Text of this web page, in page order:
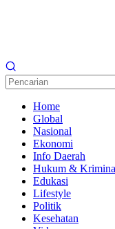
Home
Global
Nasional
Ekonomi
Info Daerah
Hukum &
Edukasi
Lifestyle
Politik
Kesehatan